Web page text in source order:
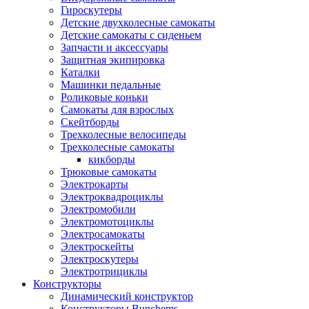
Гироскутеры
Детские двухколесные самокаты
Детские самокаты с сиденьем
Запчасти и аксессуары
Защитная экипировка
Каталки
Машинки педальные
Роликовые коньки
Самокаты для взрослых
Скейтборды
Трехколесные велосипеды
Трехколесные самокаты
кикборды
Трюковые самокаты
Электрокарты
Электроквадроциклы
Электромобили
Электромотоциклы
Электросамокаты
Электроскейты
Электроскутеры
Электротрициклы
Конструкторы
Динамический конструктор